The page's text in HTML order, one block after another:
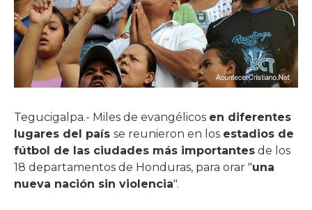
Tegucigalpa.- Miles de evangélicos en diferentes
lugares del país se reunieron en los estadios de
fútbol de las ciudades más importantes de los
18 departamentos de Honduras, para orar "una
nueva nación sin violencia".